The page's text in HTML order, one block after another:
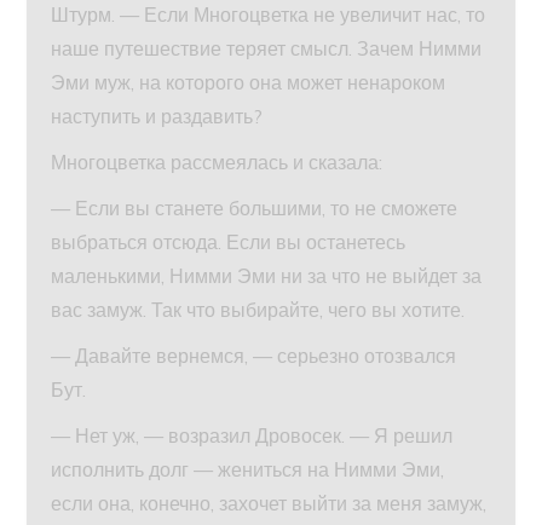
Штурм. — Если Многоцветка не увеличит нас, то
наше путешествие теряет смысл. Зачем Нимми
Эми муж, на которого она может ненароком
наступить и раздавить?
Многоцветка рассмеялась и сказала:
— Если вы станете большими, то не сможете
выбраться отсюда. Если вы останетесь
маленькими, Нимми Эми ни за что не выйдет за
вас замуж. Так что выбирайте, чего вы хотите.
— Давайте вернемся, — серьезно отозвался
Бут.
— Нет уж, — возразил Дровосек. — Я решил
исполнить долг — жениться на Нимми Эми,
если она, конечно, захочет выйти за меня замуж,